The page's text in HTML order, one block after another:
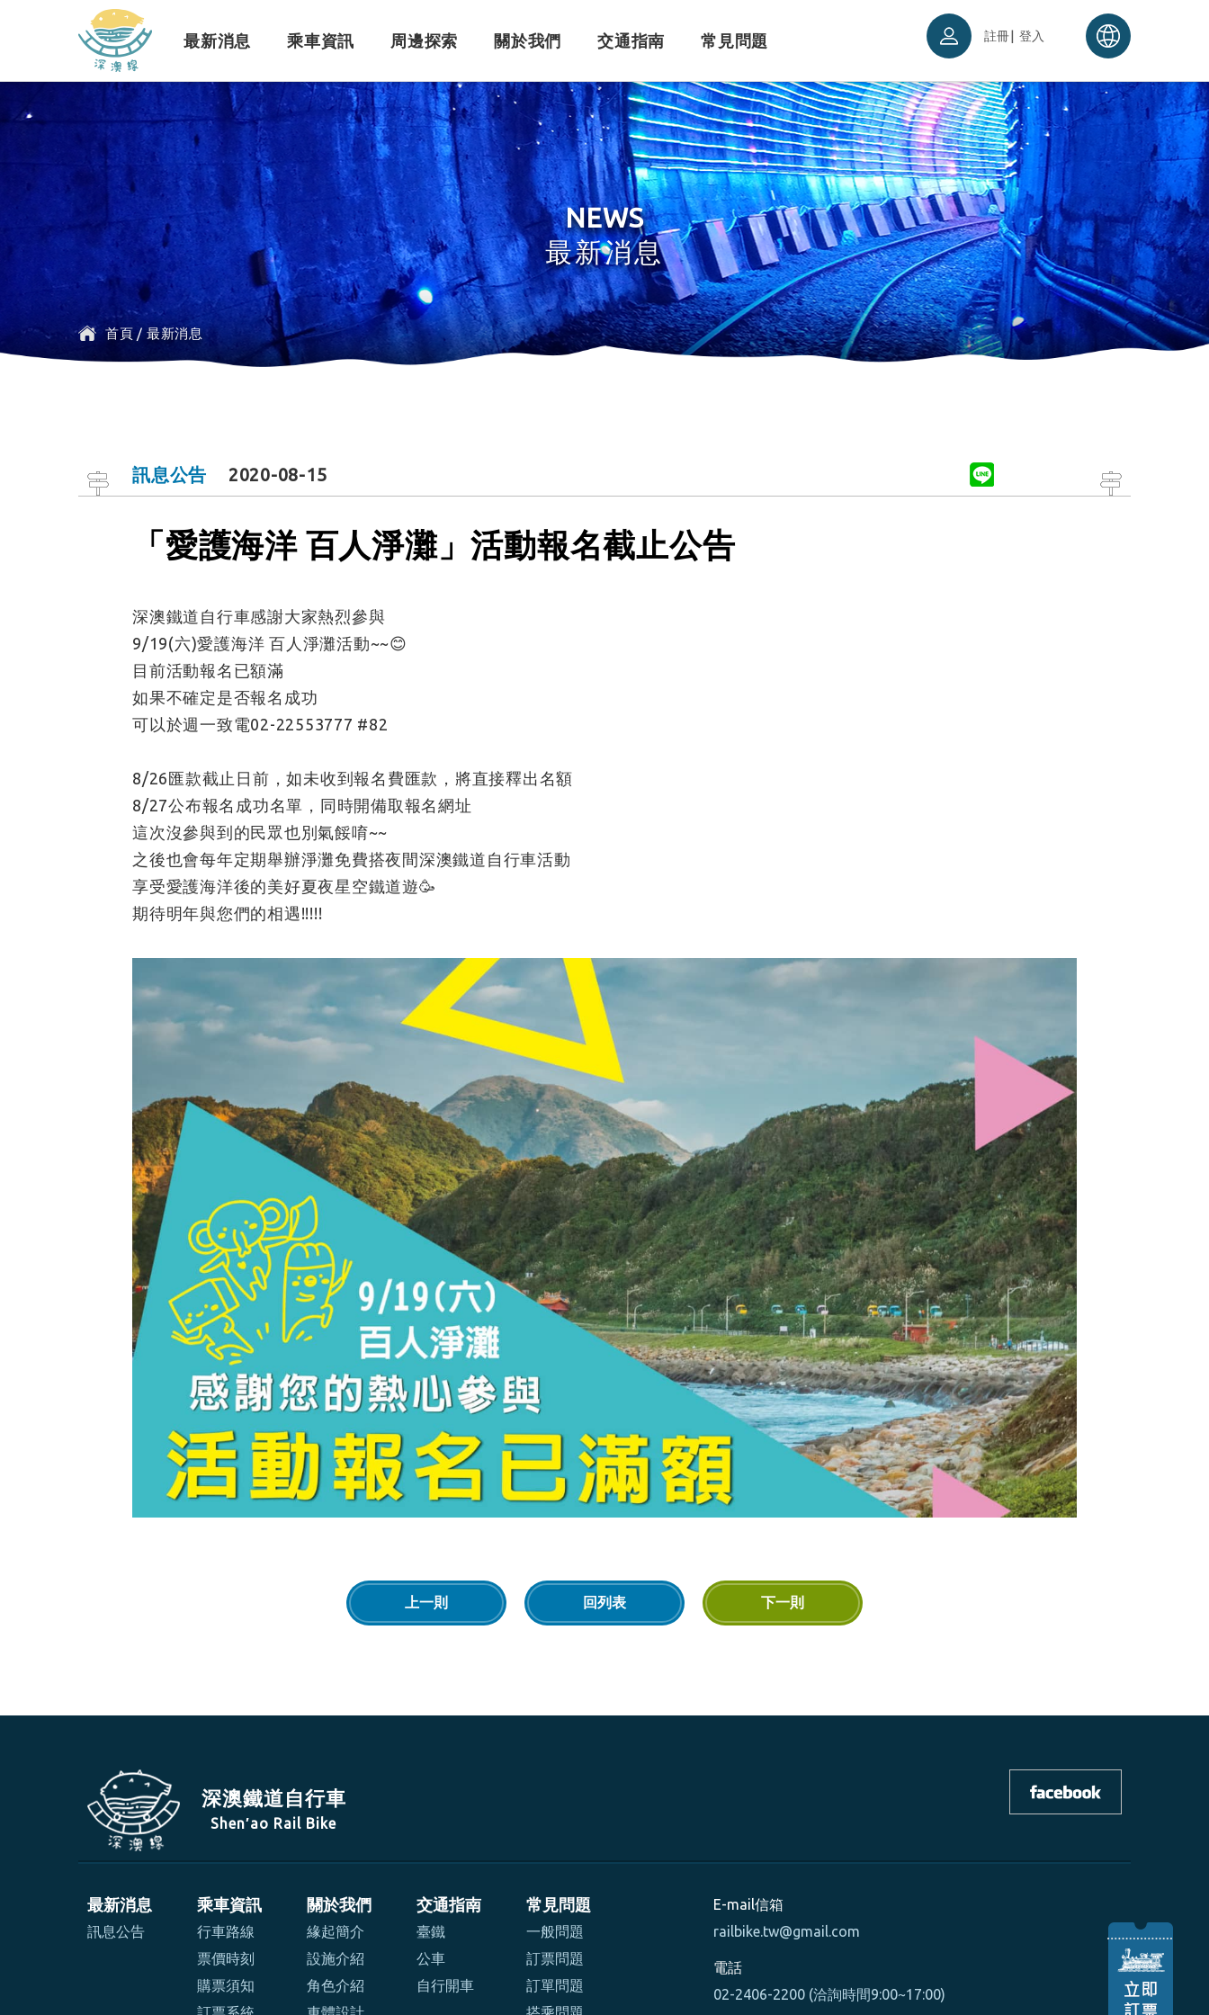
最新消息
訊息公告
乘車資訊
行車路線 票價時刻 購票須知 訂票系統 退票須知 入場須知
周邊探索
景點介紹 探索行程介紹
關於我們
緣起簡介 設施介紹 角色介紹 車體設計 永續理念
交通指南
公車 自行開車
常見問題
一般問題 訂票問題 訂單問題 搭乘問題
註冊| 登入
NEWS
最新消息
首頁 /最新消息
訊息公告 2020-08-15
「愛護海洋 百人淨灘」活動報名截止公告
深澳鐵道自行車感謝大家熱烈參與
9/19(六)愛護海洋 百人淨灘活動~~😊
目前活動報名已額滿
如果不確定是否報名成功
可以於週一致電02-22553777 #82
8/26匯款截止日前，如未收到報名費匯款，將直接釋出名額
8/27公布報名成功名單，同時開備取報名網址
這次沒參與到的民眾也別氣餒唷~~
之後也會每年定期舉辦淨灘免費搭夜間深澳鐵道自行車活動
享受愛護海洋後的美好夏夜星空鐵道遊🥳
期待明年與您們的相遇!!!!!
上一則 回列表 下一則
深澳鐵道自行車
Shen′ao Rail Bike
最新消息
訊息公告
乘車資訊
行車路線
票價時刻
購票須知
關於我們
緣起簡介
設施介紹
角色介紹
交通指南
臺鐵
公車
自行開車
常見問題
一般問題
訂票問題
訂單問題
E-mail信箱
railbike.tw@gmail.com
電話
02-2406-2200 (洽詢時間9:00~17:00)